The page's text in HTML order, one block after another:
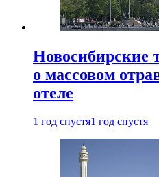
Новосибирские
о массовом
отеле
1 год спустя1 год спустя